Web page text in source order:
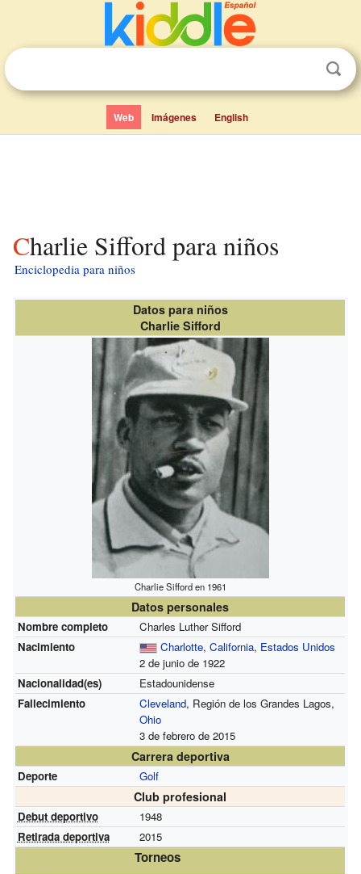
Web Imágenes English
Charlie Sifford para niños
Enciclopedia para niños
Datos para niños
Charlie Sifford
Charlie Sifford en 1961
Datos personales
Nombre completo
Charles Luther Sifford
Nacimiento
Charlotte, California, Estados Unidos
2 de junio de 1922
Nacionalidad(es)
Estadounidense
Fallecimiento
Cleveland, Región de los Grandes Lagos,
Ohio
3 de febrero de 2015
Carrera deportiva
Deporte Golf
Club profesional
Debut deportivo
1948
Retirada deportiva
2015
Torneos